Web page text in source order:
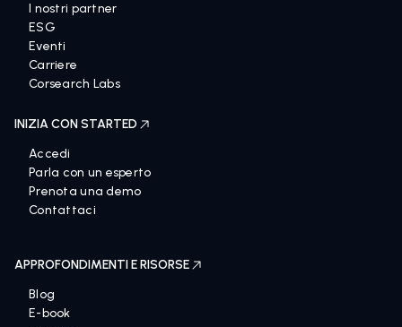
I nostri partner
ESG
Eventi
Carriere
Corsearch Labs
INIZIA CON STARTED
Accedi
Parla con un esperto
Prenota una demo
Contattaci
APPROFONDIMENTI E RISORSE
Blog
E-book